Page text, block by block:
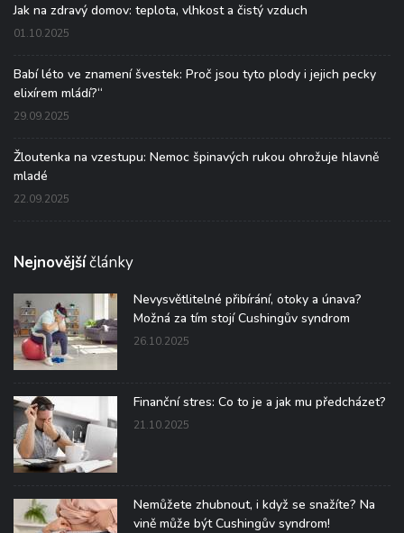
Jak na zdravý domov: teplota, vlhkost a čistý vzduch
01.10.2025
Babí léto ve znamení švestek: Proč jsou tyto plody i jejich pecky
elixírem mládí?“
29.09.2025
Žloutenka na vzestupu: Nemoc špinavých rukou ohrožuje hlavně
mladé
22.09.2025
Nejnovějšíčlánky
Nevysvětlitelné přibírání, otoky a únava?
Možná za tím stojí Cushingův syndrom
26.10.2025
Finanční stres: Co to je a jak mu předcházet?
21.10.2025
Nemůžete zhubnout, i když se snažíte? Na
vině může být Cushingův syndrom!